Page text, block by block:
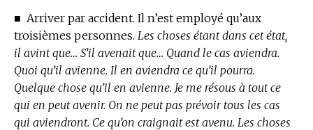
■ Arriver par accident. Il n’est employé qu’aux
troisièmes personnes. Les choses étant dans cet état,
il avint que… S’il avenait que… Quand le cas aviendra.
Quoi qu’il avienne. Il en aviendra ce qu’il pourra.
Quelque chose qu’il en avienne. Je me résous à tout ce
qui en peut avenir. On ne peut pas prévoir tous les cas
qui aviendront. Ce qu’on craignait est avenu. Les choses